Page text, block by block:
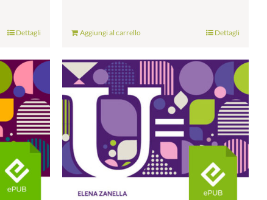
Dettagli Aggiungi al carrello Dettagli